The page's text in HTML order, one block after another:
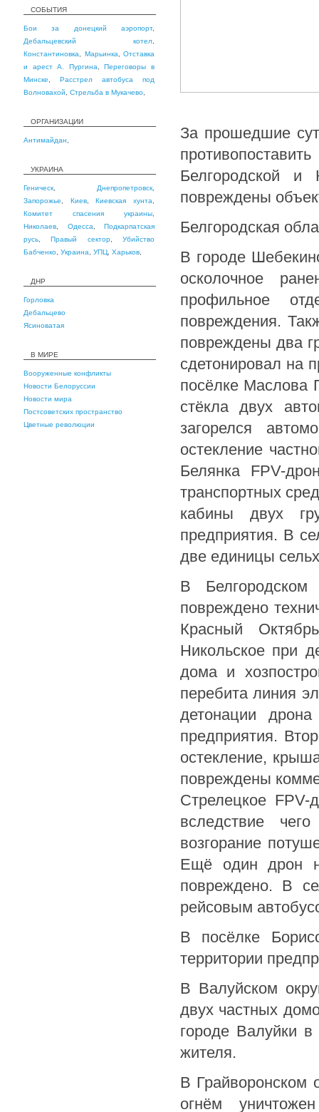
СОБЫТИЯ
Бои за донецкий аэропорт,
Дебальцевский котел
Константиновка
Марьинка
Отставка
и арест А. Пургина ,Переговоры в
Минске
Расстрел автобуса под
Волновахой
Стрельба в Мукачево
ОРГАНИЗАЦИИ
Антимайдан
УКРАИНА
Геническ Днепропетровск
Запорожье
Киев,Киевская хунта
Комитет спасения украины
Николаев
Одесса
Подкарпатская
русь ,Правый сектор,Убийство
Бабченко Украина УПЦ Харьков
ДНР
Горловка
Дебальцево
Ясиноватая
В МИРЕ
Вооруженные конфликты
Новости Белоруссии
Новости мира
Постсоветских пространство
Цветные революции
За прошедшие
Белгородской и
повреждены
Белгородская
В городе
осколочное
профильное
повреждения.
повреждены два
сдетонировал на
посёлке Маслова
стёкла двух
загорелся
остекление
Белянка FPV-
транспортных
кабины двух
предприятия. В
две единицы
В
повреждено
Красный
Никольское при
дома и
перебита линия
детонации
предприятия.
остекление,
повреждены
Стрелецкое FPV-
вследствие
возгорание
Ещё один дрон
повреждено. В
рейсовым
В посёлке
территории
В Валуйском
двух частных
городе Валуйки в
жителя.
В Грайворонском
огнём